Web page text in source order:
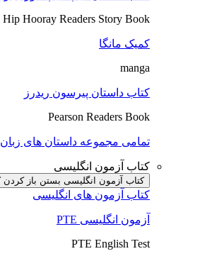
Hooray Readers Story Book
کمیک مانگا
manga
کتاب داستان پیرسون ریدرز
Pearson Readers Book
تمامی مجموعه داستان های
کتاب آزمون انگلیسی
کتاب آزمون انگلیسی بستن باز
کتاب آزمون های انگلیسی
آزمون انگلیسی PTE
PTE English Test